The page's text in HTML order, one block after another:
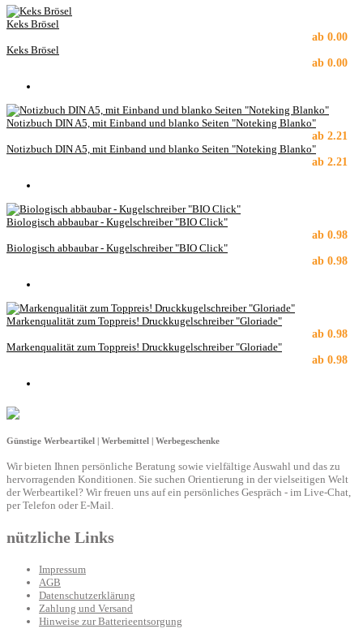
Keks Brösel
ab 0.00
Keks Brösel
ab 0.00
Notizbuch DIN A5, mit Einband und blanko Seiten "Noteking Blanko"
ab 2.21
Notizbuch DIN A5, mit Einband und blanko Seiten "Noteking Blanko"
ab 2.21
Biologisch abbaubar - Kugelschreiber "BIO Click"
ab 0.98
Biologisch abbaubar - Kugelschreiber "BIO Click"
ab 0.98
Markenqualität zum Toppreis! Druckkugelschreiber "Gloriade"
ab 0.98
Markenqualität zum Toppreis! Druckkugelschreiber "Gloriade"
ab 0.98
Günstige Werbeartikel | Werbemittel | Werbegeschenke
Wir bieten Ihnen persönliche Beratung sowie vielfältige Auswahl und das zu
hervorragenden Konditionen. Sie suchen Orientierung in der vielseitigen Welt
der Werbeartikel? Wir freuen uns auf ein persönliches Gespräch - im Live-Chat,
per Telefon oder E-Mail.
nützliche Links
Impressum
AGB
Datenschutzerklärung
Zahlung und Versand
Hinweise zur Batterieentsorgung